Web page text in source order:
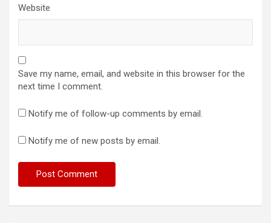
Website
Save my name, email, and website in this browser for the
next time I comment.
Notify me of follow-up comments by email.
Notify me of new posts by email.